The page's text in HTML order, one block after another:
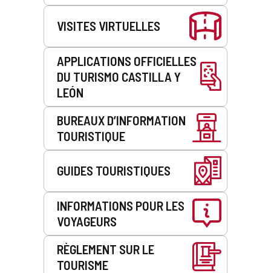
VISITES VIRTUELLES
APPLICATIONS OFFICIELLES
DU TURISMO CASTILLA Y
LEÓN
BUREAUX D’INFORMATION
TOURISTIQUE
GUIDES TOURISTIQUES
INFORMATIONS POUR LES
VOYAGEURS
RÈGLEMENT SUR LE
TOURISME